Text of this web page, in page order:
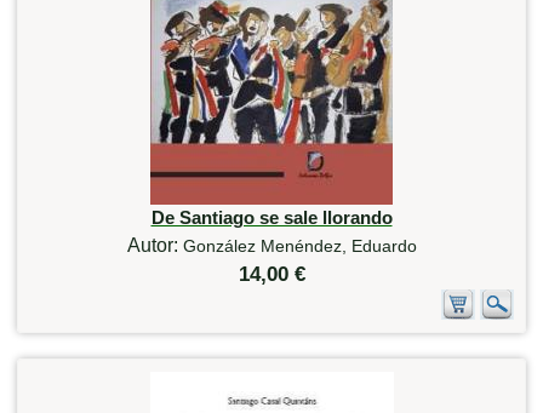
De Santiago se sale llorando
Autor: González Menéndez, Eduardo
14,00 €